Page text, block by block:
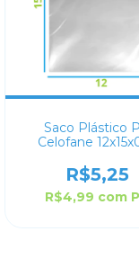
Saco Plástico
Celofane
R$5,25
R$4,99 com